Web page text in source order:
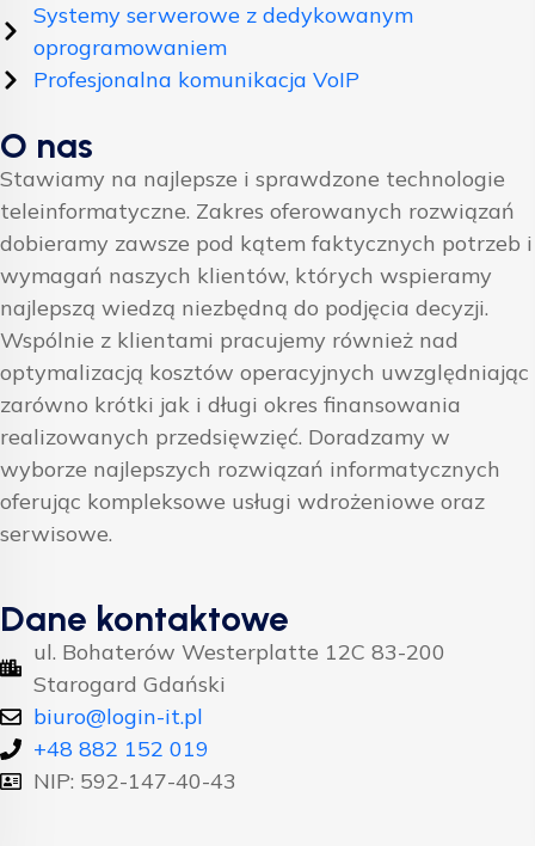
Systemy serwerowe z dedykowanym
oprogramowaniem
Profesjonalna komunikacja VoIP
O nas
Stawiamy na najlepsze i sprawdzone technologie
teleinformatyczne. Zakres oferowanych rozwiązań
dobieramy zawsze pod kątem faktycznych potrzeb i
wymagań naszych klientów, których wspieramy
najlepszą wiedzą niezbędną do podjęcia decyzji.
Wspólnie z klientami pracujemy również nad
optymalizacją kosztów operacyjnych uwzględniając
zarówno krótki jak i długi okres finansowania
realizowanych przedsięwzięć. Doradzamy w
wyborze najlepszych rozwiązań informatycznych
oferując kompleksowe usługi wdrożeniowe oraz
serwisowe.
Dane kontaktowe
ul. Bohaterów Westerplatte 12C 83-200
Starogard Gdański
biuro@login-it.pl
+48 882 152 019
NIP: 592-147-40-43